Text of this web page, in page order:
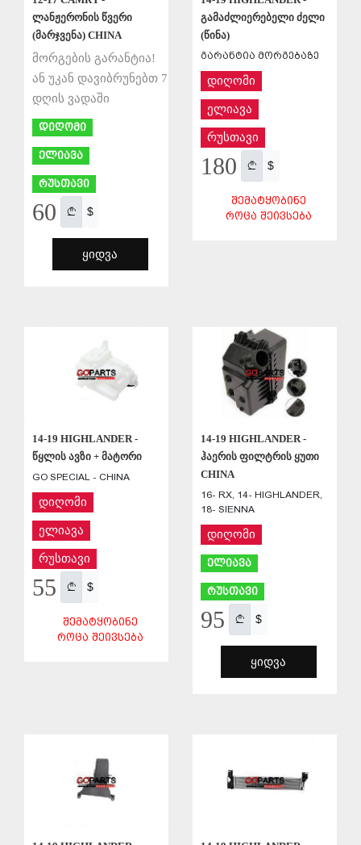
ლანჟერონის წვერი
(მარჯვენა) CHINA
მორგების გარანტია!
ან უკან დავიბრუნებთ 7
დღის ვადაში
დიღომი
ელიავა
რუსთავი
60 $
ᲧᲘᲓᲕᲐ
გამაძლიერებელი ძელი
(წინა)
გარანტია მორგებაზე
დიღომი
ელიავა
რუსთავი
180 $
ᲨᲔᲛᲐᲢᲧᲝᲑᲘᲜᲔ
ᲠᲝᲪᲐ ᲨᲔᲘᲕᲡᲔᲑᲐ
14-19 HIGHLANDER -
წყლის ავზი + მატორი
GO SPECIAL - CHINA
დიღომი
ელიავა
რუსთავი
55 $
ᲨᲔᲛᲐᲢᲧᲝᲑᲘᲜᲔ
ᲠᲝᲪᲐ ᲨᲔᲘᲕᲡᲔᲑᲐ
14-19 HIGHLANDER -
ჰაერის ფილტრის ყუთი
CHINA
16- RX, 14- HIGHLANDER,
18- SIENNA
დიღომი
ელიავა
რუსთავი
95 $
ᲧᲘᲓᲕᲐ